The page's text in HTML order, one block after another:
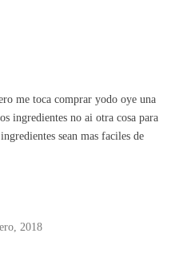
me toca comprar yodo oye una
ingredientes no ai otra cosa para
sean mas faciles de
2018